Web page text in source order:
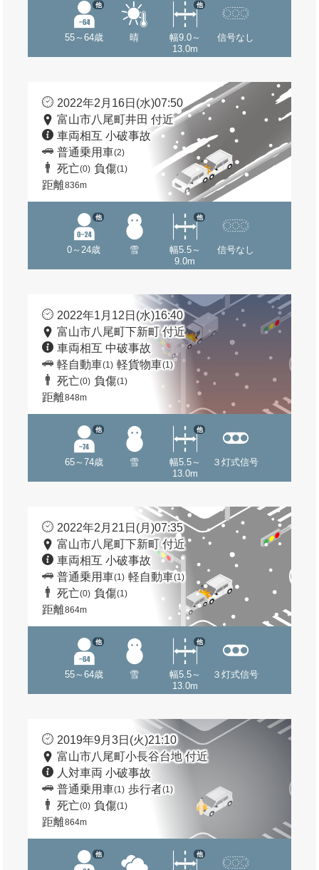
55～64歳
他
晴
幅9.0～
13.0m
他
信号なし
2022年2月16日(水)07:50
富山市八尾町井田 付近
車両相互 小破事故
普通乗用車(2)
死亡(0) 負傷(1)
距離836m
0～24歳
他
雪
幅5.5～
9.0m
他
信号なし
2022年1月12日(水)16:40
富山市八尾町下新町 付近
車両相互 中破事故
軽自動車(1) 軽貨物車(1)
死亡(0) 負傷(1)
距離848m
65～74歳
他
雪
幅5.5～
13.0m
他
３灯式信号
2022年2月21日(月)07:35
富山市八尾町下新町 付近
車両相互 小破事故
普通乗用車(1) 軽自動車(1)
死亡(0) 負傷(1)
距離864m
55～64歳
他
雪
幅5.5～
13.0m
他
３灯式信号
2019年9月3日(火)21:10
富山市八尾町小長谷台地 付近
人対車両 小破事故
普通乗用車(1) 歩行者(1)
死亡(0) 負傷(1)
距離864m
他 他